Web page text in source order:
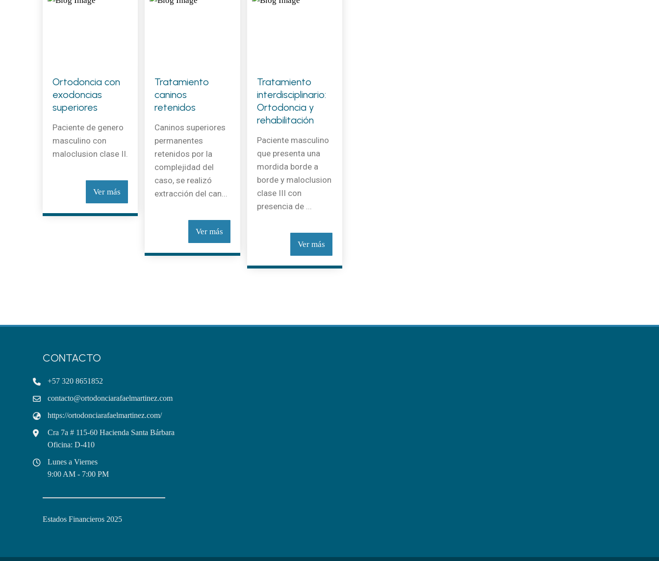
Ortodoncia con
exodoncias
superiores
Paciente de genero
masculino con
maloclusion clase II.
Ver más
Tratamiento
caninos
retenidos
Caninos superiores
permanentes
retenidos por la
complejidad del
caso, se realizó
extracción del can...
Ver más
Tratamiento
interdisciplinario:
Ortodoncia y
rehabilitación
Paciente masculino
que presenta una
mordida borde a
borde y maloclusion
clase III con
presencia de ...
Ver más
CONTACTO
+57 320 8651852
contacto@ortodonciarafaelmartinez.com
https://ortodonciarafaelmartinez.com/
Cra 7a # 115-60 Hacienda Santa Bárbara
Oficina: D-410
Lunes a Viernes
9:00 AM - 7:00 PM
Estados Financieros 2025